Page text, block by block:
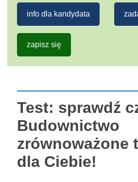
info dla kandydata
zapisz się
Test: sprawdź
Budownictwo
zrównoważone
dla Ciebie!